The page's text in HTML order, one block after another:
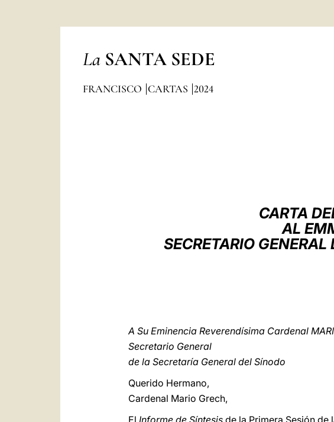
La SANTA SEDE
FRANCISCO CARTAS 2024
CARTA
AL
SECRETARIO
A Su Eminencia Reverendísima Cardenal
Secretario General
de la Secretaría General del Sínodo
Querido Hermano,
Cardenal Mario Grech,
El Informe de Síntesis de la Primera Sesión de